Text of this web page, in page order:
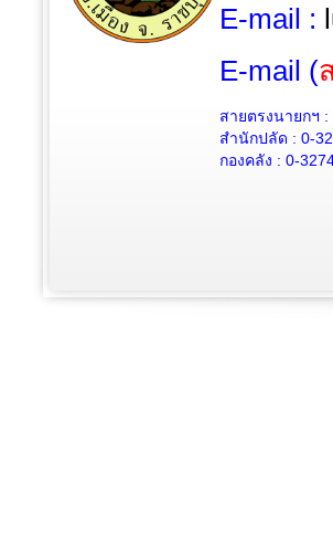
E-mail :
E-mail (
สายตรงนายกฯ :
สำนักปลัด : 0-
กองคลัง : 0-